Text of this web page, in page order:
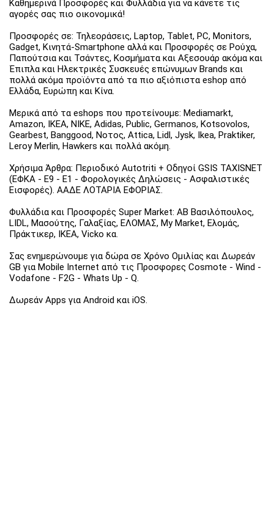
Καθημερινά Προσφορές και Φυλλάδια για να κάνετε τις
αγορές σας πιο οικονομικά!
Προσφορές σε: Τηλεοράσεις, Laptop, Tablet, PC, Monitors,
Gadget, Κινητά-Smartphone αλλά και Προσφορές σε Ρούχα,
Παπούτσια και Τσάντες, Κοσμήματα και Αξεσουάρ ακόμα και
Έπιπλα και Ηλεκτρικές Συσκευές επώνυμων Brands και
πολλά ακόμα προϊόντα από τα πιο αξιόπιστα eshop από
Ελλάδα, Ευρώπη και Κίνα.
Μερικά από τα eshops που προτείνουμε: Mediamarkt,
Amazon, IKEA, NIKE, Adidas, Public, Germanos, Kotsovolos,
Gearbest, Banggood, Νοτος, Attica, Lidl, Jysk, Ikea, Praktiker,
Leroy Merlin, Hawkers και πολλά ακόμη.
Χρήσιμα Άρθρα: Περιοδικό Autotriti + Οδηγοί GSIS TAXISNET
(ΕΦΚΑ - Ε9 - Ε1 - Φορολογικές Δηλώσεις - Ασφαλιστικές
Εισφορές). ΑΑΔΕ ΛΟΤΑΡΙΑ ΕΦΟΡΙΑΣ.
Φυλλάδια και Προσφορές Super Market: ΑΒ Βασιλόπουλος,
LIDL, Μασούτης, Γαλαξίας, ΕΛΟΜΑΣ, My Market, Ελομάς,
Πράκτικερ, ΙΚΕΑ, Vicko κα.
Σας ενημερώνουμε για δώρα σε Χρόνο Ομιλίας και Δωρεάν
GB για Mobile Internet από τις Προσφορες Cosmote - Wind -
Vodafone - F2G - Whats Up - Q.
Δωρεάν Apps για Android και iOS.